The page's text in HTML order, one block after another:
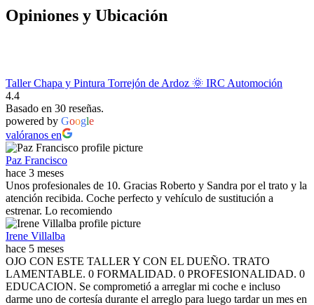
Opiniones y Ubicación
Taller Chapa y Pintura Torrejón de Ardoz 🌞 IRC Automoción
4.4
Basado en 30 reseñas.
powered by Google
valóranos en
Paz Francisco
hace 3 meses
Unos profesionales de 10. Gracias Roberto y Sandra por el trato y la
atención recibida. Coche perfecto y vehículo de sustitución a
estrenar. Lo recomiendo
Irene Villalba
hace 5 meses
OJO CON ESTE TALLER Y CON EL DUEÑO. TRATO
LAMENTABLE. 0 FORMALIDAD. 0 PROFESIONALIDAD. 0
EDUCACION. Se comprometió a arreglar mi coche e incluso
darme uno de cortesía durante el arreglo para luego tardar un mes en